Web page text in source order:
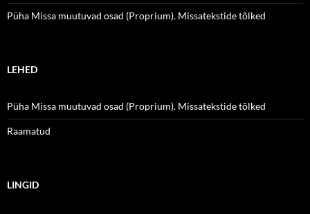
Püha Missa muutuvad osad (Proprium). Missatekstide tõlked
LEHED
Püha Missa muutuvad osad (Proprium). Missatekstide tõlked
Raamatud
LINGID